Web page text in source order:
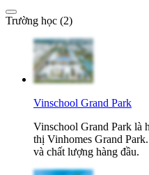
Trường học (2)
Vinschool Grand Park
Vinschool Grand Park là
thị Vinhomes Grand
và chất lượng hàng đầu.